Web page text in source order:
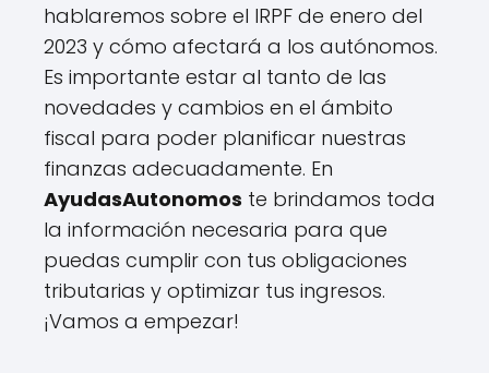
hablaremos sobre el IRPF de enero del
2023 y cómo afectará a los autónomos.
Es importante estar al tanto de las
novedades y cambios en el ámbito
fiscal para poder planificar nuestras
finanzas adecuadamente. En
AyudasAutonomos te brindamos toda
la información necesaria para que
puedas cumplir con tus obligaciones
tributarias y optimizar tus ingresos.
¡Vamos a empezar!